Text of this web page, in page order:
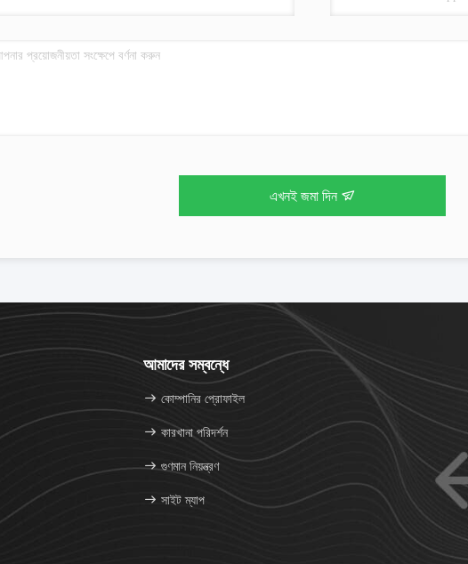
এখনই জমা দিন
আমাদের সম্বন্ধে
কোম্পানির প্রোফাইল
কারখানা পরিদর্শন
গুণমান নিয়ন্ত্রণ
সাইট ম্যাপ